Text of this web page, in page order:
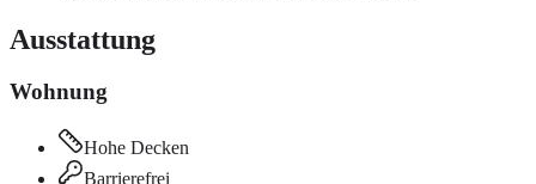
Ausstattung
Wohnung
Hohe Decken
Barrierefrei